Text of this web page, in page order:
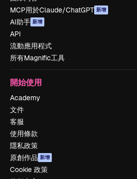
MCP用於Claude/ChatGPT 新增
AI助手 新增
API
流動應用程式
所有Magnific工具
開始使用
Academy
文件
客服
使用條款
隱私政策
原創作品 新增
Cookie 政策